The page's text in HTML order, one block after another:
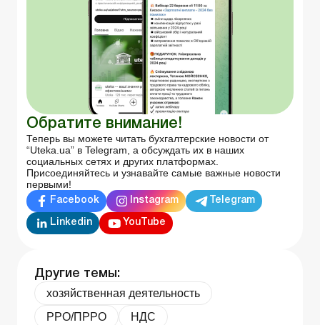
Обратите внимание!
Теперь вы можете читать бухгалтерские новости от
“Uteka.ua” в Telegram, а обсуждать их в наших
социальных сетях и других платформах.
Присоединяйтесь и узнавайте самые важные новости
первыми!
Facebook Instagram Telegram
Linkedin YouTube
Другие темы:
хозяйственная деятельность
РРО/ПРРО
НДС